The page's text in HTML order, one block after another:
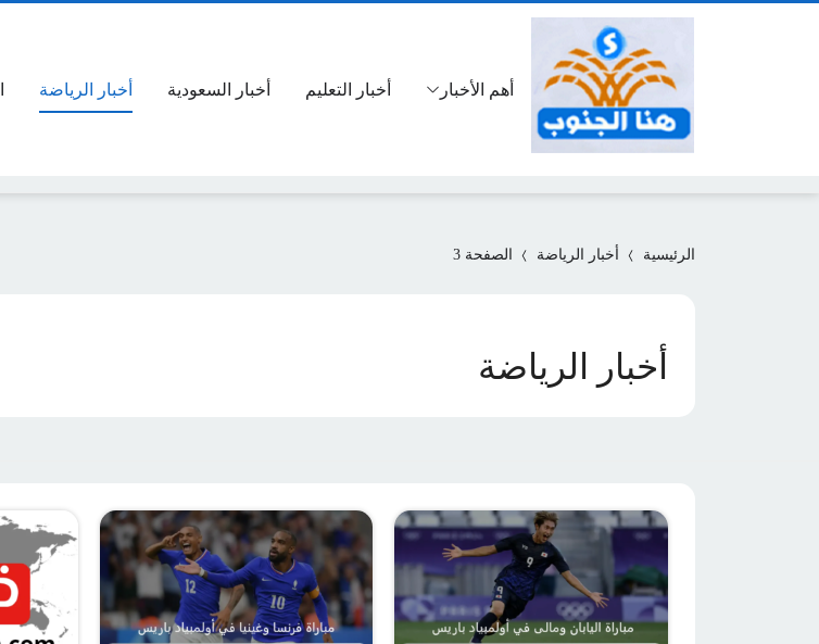
أهم الأخبار أخبار التعليم أخبار السعودية أخبار الرياضة
الرئيسية أخبار الرياضة الصفحة 3
أخبار الرياضة